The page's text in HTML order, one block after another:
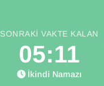
SONRAKI VAKTE KALAN
05:10
İkindi Namazı